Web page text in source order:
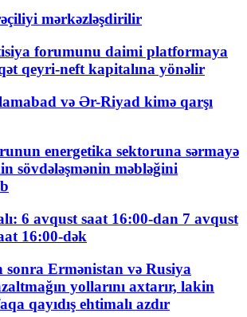
mərkəzləşdirilir
forumunu daimi platformaya
qeyri-neft kapitalına yönəlir
və Ər-Riyad kimə qarşı
energetika sektoruna sərmayə
sövdələşmənin məbləğini
6 avqust saat 16:00-dan 7 avqust
16:00-dək
sonra Ermənistan və Rusiya
yollarını axtarır, lakin
qayıdış ehtimalı azdır